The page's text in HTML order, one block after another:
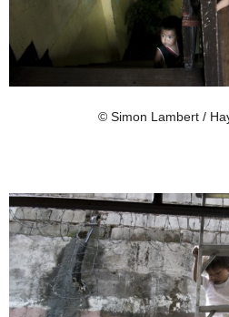
© Simon Lambert /